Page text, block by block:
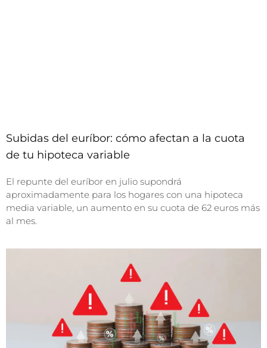
Subidas del euríbor: cómo afectan a la cuota
de tu hipoteca variable
El repunte del euríbor en julio supondrá
aproximadamente para los hogares con una hipoteca
media variable, un aumento en su cuota de 62 euros más
al mes.